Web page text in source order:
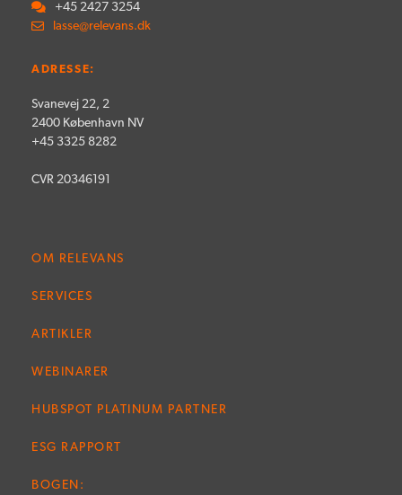
+45 2427 3254
lasse@relevans.dk
ADRESSE:
Svanevej 22, 2
2400 København NV
+45 3325 8282
CVR 20346191
OM RELEVANS
SERVICES
ARTIKLER
WEBINARER
HUBSPOT PLATINUM PARTNER
ESG RAPPORT
BOGEN: